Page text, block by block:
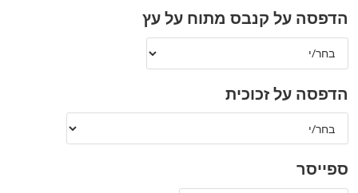
הדפסה על קנבס מתוח על עץ
הדפסה על זכוכית
ספייסר